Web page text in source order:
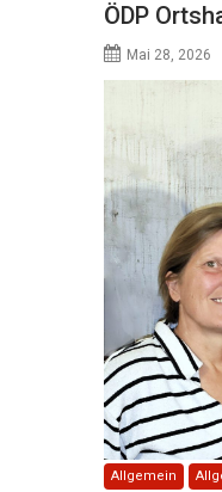
ÖDP
Mai 28, 2026
Allgemein